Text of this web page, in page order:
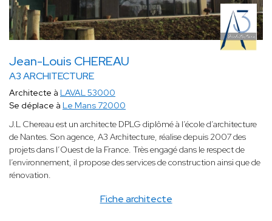
Jean-Louis CHEREAU
A3 ARCHITECTURE
Fiche architecte
Architecte à LAVAL 53000
Se déplace à Le Mans 72000
J.L Chereau est un architecte DPLG diplômé à l’école d’architecture
de Nantes. Son agence, A3 Architecture, réalise depuis 2007 des
projets dans l’Ouest de la France. Très engagé dans le respect de
l’environnement, il propose des services de construction ainsi que de
rénovation.